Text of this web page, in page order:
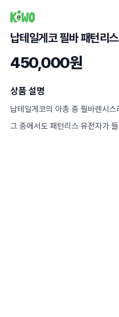
납테일게코 필바 패턴리스
450,000원
상품 설명
납테일게코의 아종 중 필바렌시스
그 중에서도 패턴리스 유전자가